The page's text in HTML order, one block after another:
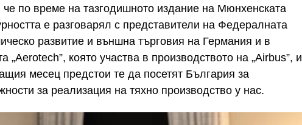
че по време на тазгодишното издание на Мюнхенската
е разговарял с представители на Федералната
развитие и външна търговия на Германия и в
„Aerotech”, която участва в производството на „Airbus”, и
месец предстои те да посетят България за
за реализация на тяхно производство у нас.